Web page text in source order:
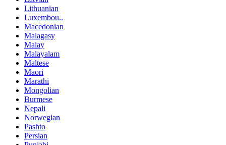
Lithuanian
Luxembou..
Macedonian
Malagasy
Malay
Malayalam
Maltese
Maori
Marathi
Mongolian
Burmese
Nepali
Norwegian
Pashto
Persian